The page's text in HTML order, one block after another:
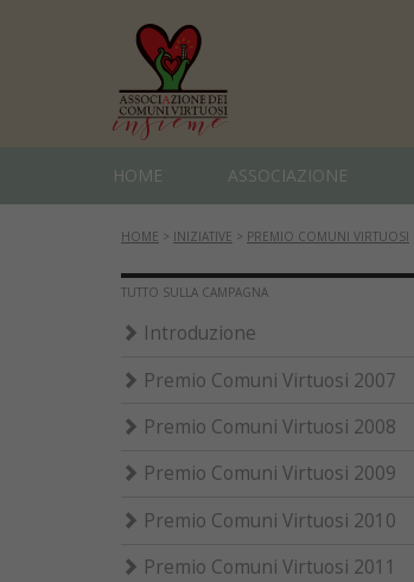
HOME ASSOCIAZIONE
HOME > INIZIATIVE > PREMIO COMUNI VIRTUOSI
TUTTO SULLA CAMPAGNA
Introduzione
Premio Comuni Virtuosi 2007
Premio Comuni Virtuosi 2008
Premio Comuni Virtuosi 2009
Premio Comuni Virtuosi 2010
Premio Comuni Virtuosi 2011